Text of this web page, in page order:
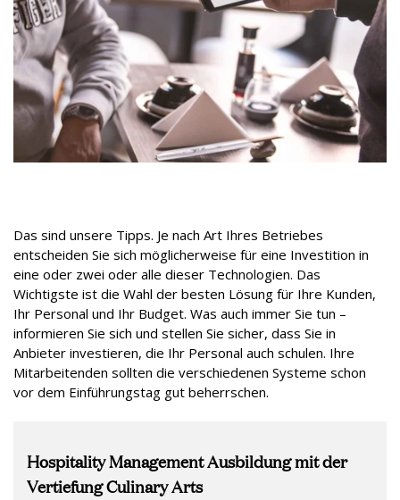
Das sind unsere Tipps. Je nach Art Ihres Betriebes
entscheiden Sie sich möglicherweise für eine Investition in
eine oder zwei oder alle dieser Technologien. Das
Wichtigste ist die Wahl der besten Lösung für Ihre Kunden,
Ihr Personal und Ihr Budget. Was auch immer Sie tun –
informieren Sie sich und stellen Sie sicher, dass Sie in
Anbieter investieren, die Ihr Personal auch schulen. Ihre
Mitarbeitenden sollten die verschiedenen Systeme schon
vor dem Einführungstag gut beherrschen.
Hospitality Management Ausbildung mit der
Vertiefung Culinary Arts